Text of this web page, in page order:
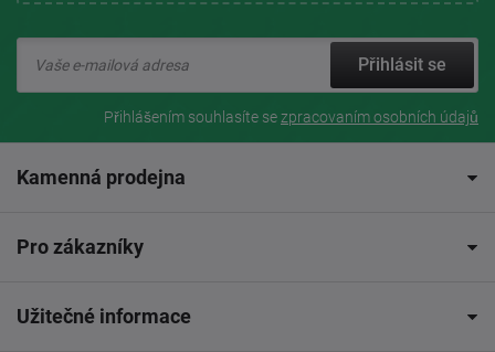
Přihlásit se
Přihlášením souhlasíte sezpracovaním osobních údajů
Kamenná prodejna
Pro zákazníky
Užitečné informace